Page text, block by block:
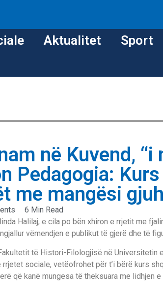
Aktualitet Sport
në Kuvend, “i
Pedagogia:
me mangësi
6 Min Read
Halilaj, e cila po bën xhiron e rrjetit me
vëmendjen e publikut të gjerë dhe të
të Histori-Filologjisë në Universitetin
sociale, vetëofrohet për t’i bërë kurs
që kanë mungesa të theksuara me lidhjen